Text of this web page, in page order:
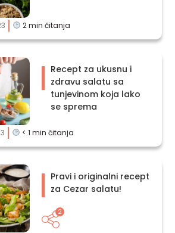
2min čitanja
< 1 min čitanja
Recept za ukusnu i
zdravu salatu sa
tunjevinom koja lako
se sprema
Pravi i originalni recept
za Cezar salatu!
2